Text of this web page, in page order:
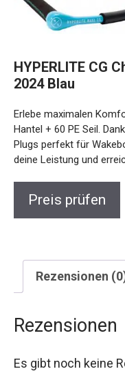
HYPERLITE CG
2024 Blau
Erlebe maximalen
Hantel + 60 PE Seil.
Plugs perfekt für
deine Leistung und
Preis prüfen
Rezensionen
Rezensionen
Es gibt noch keine